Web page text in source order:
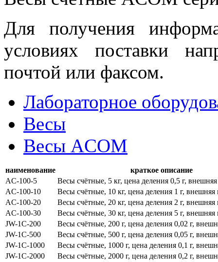
Для получения
условиях поставки
почтой или факсом.
Лабораторное
Весы
Весы ACOM
наименование
краткое описание
AC-100-5
Весы счётные, 5 кг, цена деления 0,5 г,
AC-100-10
Весы счётные, 10 кг, цена деления 1 г, внешняя
AC-100-20
Весы счётные, 20 кг, цена деления 2 г, внешняя
AC-100-30
Весы счётные, 30 кг, цена деления 5 г, внешняя
JW-1C-200
Весы счётные, 200 г, цена деления 0,02 г,
JW-1C-500
Весы счётные, 500 г, цена деления 0,05 г,
JW-1C-1000
Весы счётные, 1000 г, цена деления 0,1 г,
JW-1C-2000
Весы счётные, 2000 г, цена деления 0,2 г,